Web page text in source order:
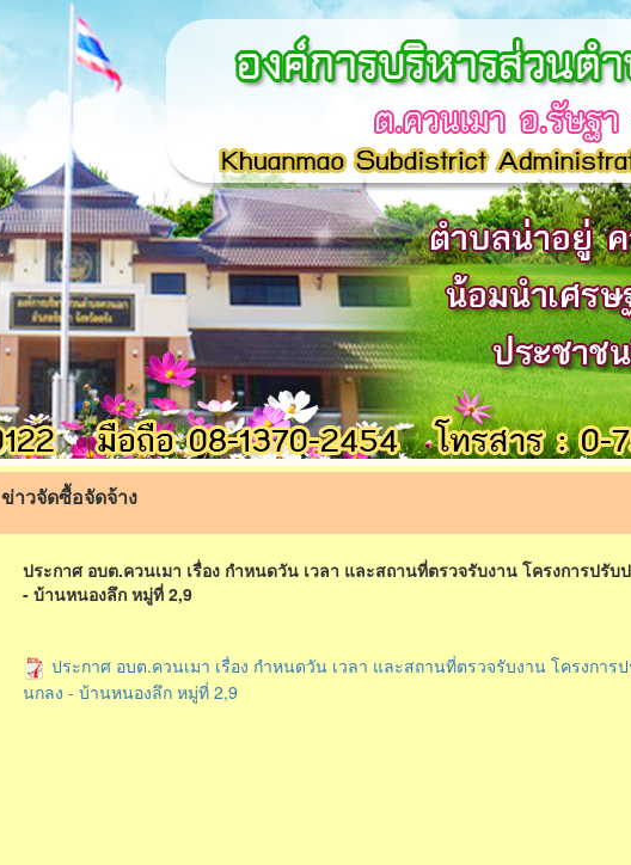
ข่าวจัดซื้อจัดจ้าง
ประกาศ อบต.ควนเมา เรื่อง กำหนดวัน เวลา และสถานที่ตรวจรับงาน โครงการปรั
- บ้านหนองลึก หมู่ที่ 2,9
ประกาศ อบต.ควนเมา เรื่อง กำหนดวัน เวลา และสถานที่ตรวจรับงาน โครงกา
นกลง - บ้านหนองลึก หมู่ที่ 2,9